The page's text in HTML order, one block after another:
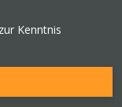
zur Kenntnis